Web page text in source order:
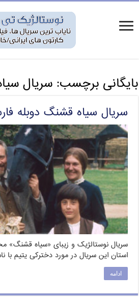
بایگانی برچسب:سریال
سریال سیاه قشنگ دوبله
استان این سریال در مورد دخترکی یتیم با
ادامه